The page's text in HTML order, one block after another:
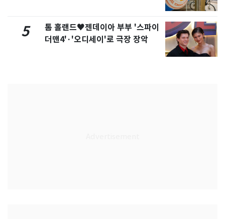
5
톰 홀랜드♥젠데이아 부부 '스파이
더맨4'·'오디세이'로 극장 장악